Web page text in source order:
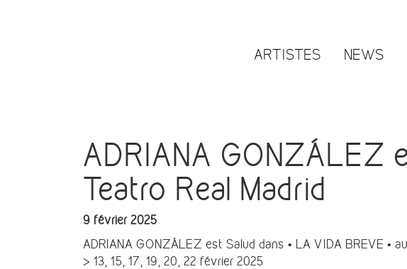
ARTISTES NEWS
ADRIANA GONZÁLEZ
Teatro Real Madrid
9 février 2025
ADRIANA GONZÁLEZ est Salud dans • LA VIDA BREVE •
> 13, 15, 17, 19, 20, 22 février 2025